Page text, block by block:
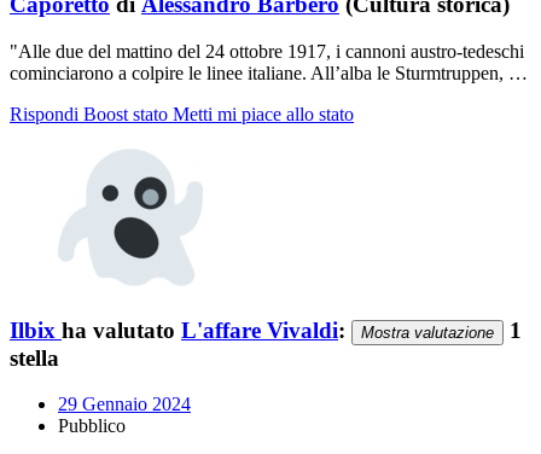
"Alle due del mattino del 24 ottobre 1917, i cannoni austro-tedeschi
cominciarono a colpire le linee italiane. All’alba le Sturmtruppen, …
Rispondi Boost stato Metti mi piace allo stato
Ilbix ha valutato L'affare Vivaldi: Mostra valutazione
1
stella
29 Gennaio 2024
Pubblico